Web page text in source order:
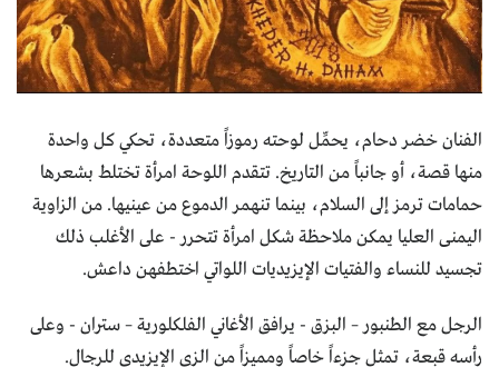
الفنان خضر دحام، يحمِّل لوحته رموزاً متعددة، تحكي كل واحدة
منها قصة، أو جانباً من التاريخ. تتقدم اللوحة امرأة تختلط بشعرها
حمامات ترمز إلى السلام، بينما تنهمر الدموع من عينيها. من الزاوية
اليمنى العليا يمكن ملاحظة شكل امرأة تتحرر - على الأغلب ذلك
تجسيد للنساء والفتيات الإيزيديات اللواتي اختطفهن داعش.
الرجل مع الطنبور – البزق - يرافق الأغاني الفلكلورية – ستران - وعلى
رأسه قبعة، تمثل جزءاً خاصاً ومميزاً من الزي الإيزيدي للرجال.